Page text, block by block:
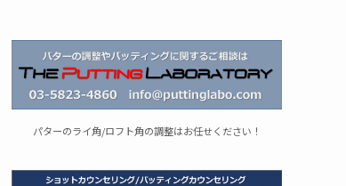
パターのライ角/ロフト角の調整はお任せください！